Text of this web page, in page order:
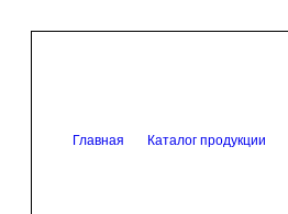
Главная Каталог продукции